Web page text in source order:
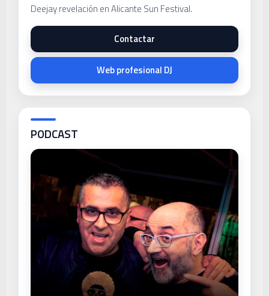
Deejay revelación en Alicante Sun Festival.
Contactar
Web profesional DJ
PODCAST